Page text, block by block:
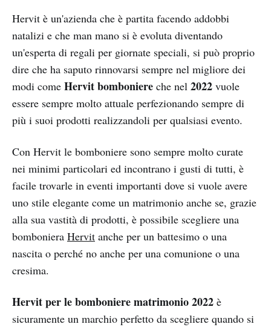
Hervit è un'azienda che è partita facendo addobbi
natalizi e che man mano si è evoluta diventando
un'esperta di regali per giornate speciali, si può proprio
dire che ha saputo rinnovarsi sempre nel migliore dei
modi come Hervit bomboniere che nel 2022 vuole
essere sempre molto attuale perfezionando sempre di
più i suoi prodotti realizzandoli per qualsiasi evento.
Con Hervit le bomboniere sono sempre molto curate
nei minimi particolari ed incontrano i gusti di tutti, è
facile trovarle in eventi importanti dove si vuole avere
uno stile elegante come un matrimonio anche se, grazie
alla sua vastità di prodotti, è possibile scegliere una
bomboniera Hervit anche per un battesimo o una
nascita o perché no anche per una comunione o una
cresima.
Hervit per le bomboniere matrimonio 2022 è
sicuramente un marchio perfetto da scegliere quando si